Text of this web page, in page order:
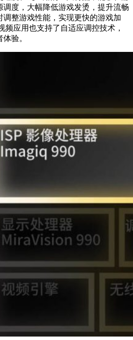
调度，大幅降低游戏发烫，提升流畅
调整游戏性能，实现更快的游戏加
频应用也支持了自适应调控技术，
验。